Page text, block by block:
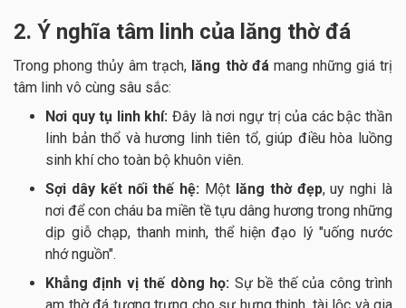
2. Ý nghĩa tâm linh của lăng thờ đá
Trong phong thủy âm trạch, lăng thờ đá mang những giá trị
tâm linh vô cùng sâu sắc:
Nơi quy tụ linh khí: Đây là nơi ngự trị của các bậc thần
linh bản thổ và hương linh tiên tổ, giúp điều hòa luồng
sinh khí cho toàn bộ khuôn viên.
Sợi dây kết nối thế hệ: Một lăng thờ đẹp, uy nghi là
nơi để con cháu ba miền tề tựu dâng hương trong những
dịp giỗ chạp, thanh minh, thể hiện đạo lý "uống nước
nhớ nguồn".
Khẳng định vị thế dòng họ: Sự bề thế của công trình